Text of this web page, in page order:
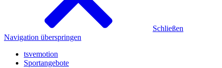
Schließen
Navigation überspringen
tsvemotion
Sportangebote